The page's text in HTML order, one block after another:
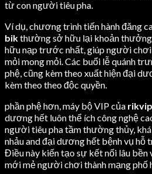
từ con người tiêu pha.
Ví dụ, chương trình tiến hành đăng
bikthường sở hữu lại khoản thưởng
hữu nạp trước nhất, giúp người
mỏi mong mỏi. Các buổi lễ quánh
phệ, cũng kèm theo xuất hiện đại
kèm theo theo độc quyền.
phần phệ hơn, máy bộ VIP của
dương hết luôn thể ích công nghệ
người tiêu pha tầm thường thủy,
nhảu and đại dương hết bệnh vụ
Điều này kiến tạo sự kết nối lâu bền
mới mẻ người chơi thành mạng phố